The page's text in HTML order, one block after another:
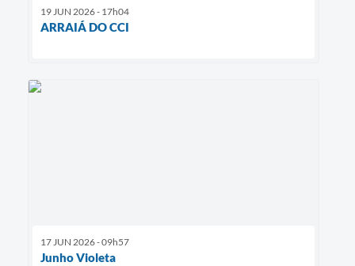
19 JUN 2026 - 17h04
ARRAIÁ DO CCI
17 JUN 2026 - 09h57
Junho Violeta